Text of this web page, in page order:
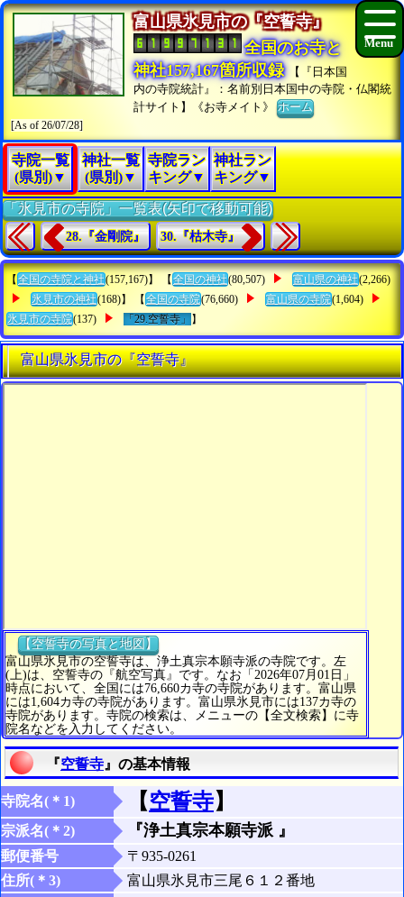
富山県氷見市の『空誓寺』
全国のお寺と
神社157,167箇所収録
【『日本国
内の寺院統計』：名前別日本国中の寺院・仏閣統
計サイト】《お寺メイト》ホーム
[As of 26/07/28]
寺院一覧
(県別)▼
神社一覧
(県別)▼
寺院ラン
キング▼
神社ラン
キング▼
「氷見市の寺院」一覧表(矢印で移動可能)
28.『金剛院』 30.『枯木寺』
【 全国の寺院と神社(157,167)】 【 全国の神社(80,507) 富山県の神社(2,266)
氷見市の神社(168)】 【 全国の寺院(76,660) 富山県の寺院(1,604)
氷見市の寺院(137) 「29.空誓寺」 】
富山県氷見市の『空誓寺』
【空誓寺の写真と地図】
富山県氷見市の空誓寺は、浄土真宗本願寺派の寺院です。左
(上)は、空誓寺の『航空写真』です。なお「2026年07月01日」
時点において、全国には76,660カ寺の寺院があります。富山県
には1,604カ寺の寺院があります。富山県氷見市には137カ寺の
寺院があります。寺院の検索は、メニューの【全文検索】に寺
院名などを入力してください。
『空誓寺 』の基本情報
寺院名(＊1) 【空誓寺】
宗派名(＊2) 『浄土真宗本願寺派 』
郵便番号
〒935-0261
住所(＊3)
富山県氷見市三尾６１２番地